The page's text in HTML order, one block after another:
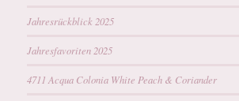
Jahresrückblick 2025
Jahresfavoriten 2025
4711 Acqua Colonia White Peach & Coriander